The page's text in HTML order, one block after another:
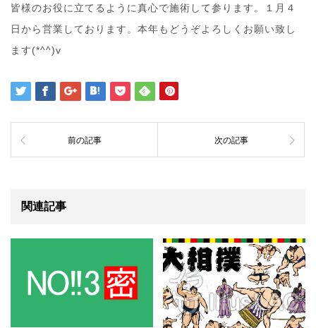
皆様のお役に立てるように真心で施術して参ります。１月４
日から営業しております。本年もどうぞよろしくお願い致し
ます(*^^)v
前の記事 次の記事
関連記事